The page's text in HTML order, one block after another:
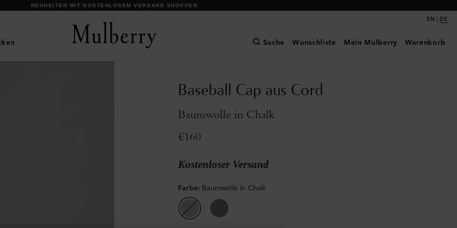
NEUHEITEN MIT KOSTENLOSEM VERSAND SHOPPEN
EN | DE
Suche Wunschliste Mein Mulberry Warenkorb
Baseball Cap aus Cord
Baumwolle in Chalk
€160
Kostenloser Versand
Farbe: Baumwolle in Chalk